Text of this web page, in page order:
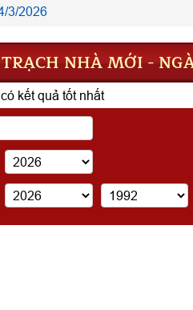
3/2026
NHÀ MỚI -
kết quả tốt nhất